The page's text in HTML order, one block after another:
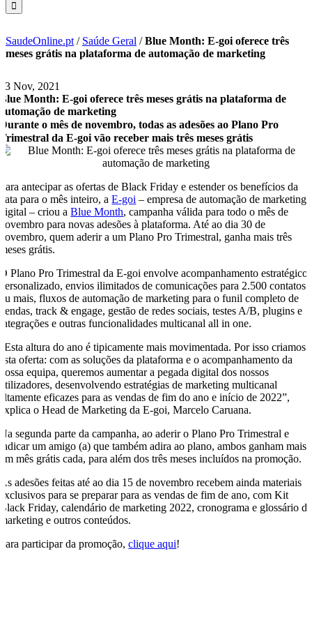
SaudeOnline.pt / Saúde Geral /Blue Month: E-goi oferece três
meses grátis na plataforma de automação de marketing
23 Nov, 2021
Blue Month: E-goi oferece três meses grátis na plataforma de
automação de marketing
Durante o mês de novembro, todas as adesões ao Plano Pro
Trimestral da E-goi vão receber mais três meses grátis
Para antecipar as ofertas de Black Friday e estender os benefícios da
data para o mês inteiro, aE-goi – empresa de automação de marketing
digital – criou aBlue Month, campanha válida para todo o mês de
novembro para novas adesões à plataforma. Até ao dia 30 de
novembro, quem aderir a um Plano Pro Trimestral, ganha mais três
meses grátis.
O Plano Pro Trimestral da E-goi envolve acompanhamento estratégico
personalizado, envios ilimitados de comunicações para 2.500 contatos
ou mais, fluxos de automação de marketing para o funil completo de
vendas, track & engage, gestão de redes sociais, testes A/B, plugins e
integrações e outras funcionalidades multicanal all in one.
“Esta altura do ano é tipicamente mais movimentada. Por isso criamos
esta oferta: com as soluções da plataforma e o acompanhamento da
nossa equipa, queremos aumentar a pegada digital dos nossos
utilizadores, desenvolvendo estratégias de marketing multicanal
altamente eficazes para as vendas de fim do ano e início de 2022”,
explica o Head de Marketing da E-goi, Marcelo Caruana.
Na segunda parte da campanha, ao aderir o Plano Pro Trimestral e
indicar um amigo (a) que também adira ao plano, ambos ganham mais
um mês grátis cada, para além dos três meses incluídos na promoção.
As adesões feitas até ao dia 15 de novembro recebem ainda materiais
exclusivos para se preparar para as vendas de fim de ano, com Kit
Black Friday, calendário de marketing 2022, cronograma e glossário de
marketing e outros conteúdos.
Para participar da promoção,clique aqui!